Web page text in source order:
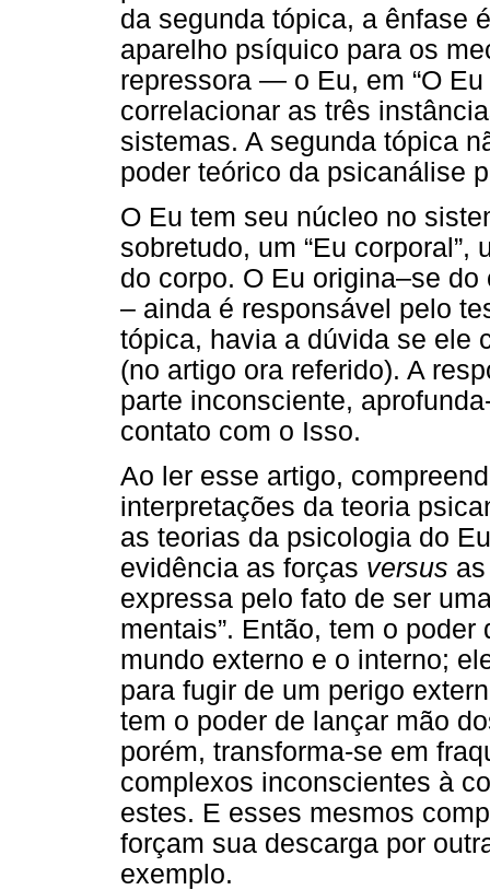
da segunda tópica, a ênfase
aparelho psíquico para os
repressora — o Eu, em “O
correlacionar as três
sistemas. A segunda tópica
poder teórico da psicanálise
O Eu tem seu núcleo no
sobretudo, um “Eu
do corpo. O Eu origina–se
– ainda é responsável pelo
tópica, havia a dúvida se ele
(no artigo ora referido). A
parte inconsciente,
contato com o Isso.
Ao ler esse artigo,
interpretações da teoria
as teorias da psicologia do
evidência as forças versus
expressa pelo fato de ser
mentais”. Então, tem o
mundo externo e o interno;
para fugir de um perigo
tem o poder de lançar mão
porém, transforma-se em
complexos inconscientes à
estes. E esses mesmos
forçam sua descarga por
exemplo.